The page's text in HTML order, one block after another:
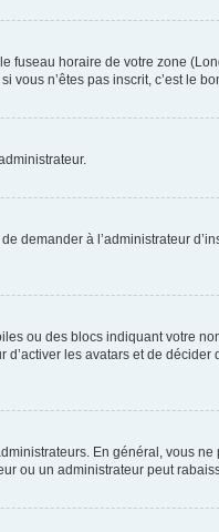
fuseau horaire de votre zone
vous n’êtes pas inscrit, c’est le
demander à l’administrateur
ou des blocs indiquant votre
les avatars et de
En général, vous ne
ou un administrateur peut